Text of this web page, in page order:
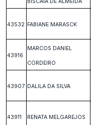
43532 FABIANE MARASCK
43916
MARCOS DANIEL
CORDEIRO
43907 DALILA DA SILVA
43911 RENATA MELGAREJOS